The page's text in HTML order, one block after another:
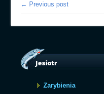
← Previous post
Jesiotr
Zarybienia